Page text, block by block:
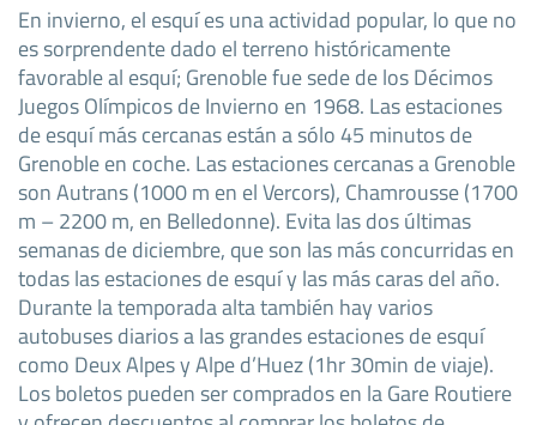
En invierno, el esquí es una actividad popular, lo que no
es sorprendente dado el terreno históricamente
favorable al esquí; Grenoble fue sede de los Décimos
Juegos Olímpicos de Invierno en 1968. Las estaciones
de esquí más cercanas están a sólo 45 minutos de
Grenoble en coche. Las estaciones cercanas a Grenoble
son Autrans (1000 m en el Vercors), Chamrousse (1700
m – 2200 m, en Belledonne). Evita las dos últimas
semanas de diciembre, que son las más concurridas en
todas las estaciones de esquí y las más caras del año.
Durante la temporada alta también hay varios
autobuses diarios a las grandes estaciones de esquí
como Deux Alpes y Alpe d’Huez (1hr 30min de viaje).
Los boletos pueden ser comprados en la Gare Routiere